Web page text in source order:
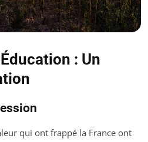
: Un
qui ont frappé la France ont